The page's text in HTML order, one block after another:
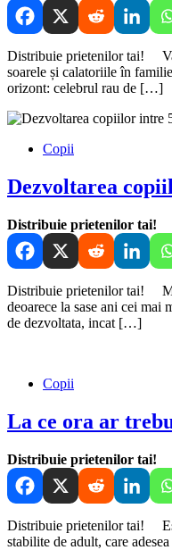
Distribuie prietenilor tai!
soarele și calatoriile în
orizont: celebrul rau de […]
Copii
Dezvoltarea
Distribuie prietenilor tai!
Distribuie prietenilor tai!
deoarece la sase ani cei mai
de dezvoltata, incat […]
Copii
La ce ora ar
Distribuie prietenilor tai!
Distribuie prietenilor tai!
stabilite de adult, care